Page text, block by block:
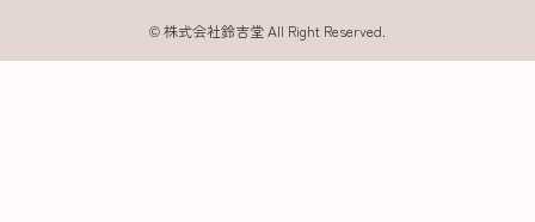
©株式会社鈴吉堂 All Right Reserved.